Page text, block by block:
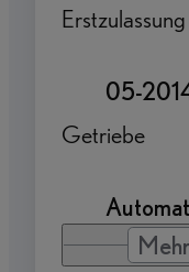
Erstzulassung
05-
Getriebe